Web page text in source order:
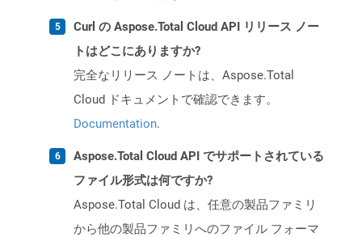
Curl の Aspose.Total Cloud API リリース ノー
トはどこにありますか?
完全なリリース ノートは、Aspose.Total
Cloud ドキュメントで確認できます。
Documentation.
Aspose.Total Cloud API でサポートされている
ファイル形式は何ですか?
Aspose.Total Cloud は、任意の製品ファミリ
から他の製品ファミリへのファイル フォーマ